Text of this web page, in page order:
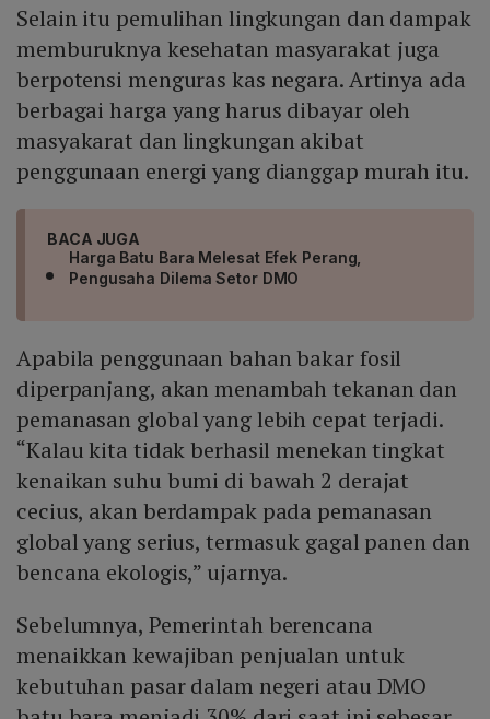
Selain itu pemulihan lingkungan dan dampak
memburuknya kesehatan masyarakat juga
berpotensi menguras kas negara. Artinya ada
berbagai harga yang harus dibayar oleh
masyakarat dan lingkungan akibat
penggunaan energi yang dianggap murah itu.
BACA JUGA
Harga Batu Bara Melesat Efek Perang,
Pengusaha Dilema Setor DMO
Apabila penggunaan bahan bakar fosil
diperpanjang, akan menambah tekanan dan
pemanasan global yang lebih cepat terjadi.
“Kalau kita tidak berhasil menekan tingkat
kenaikan suhu bumi di bawah 2 derajat
cecius, akan berdampak pada pemanasan
global yang serius, termasuk gagal panen dan
bencana ekologis,” ujarnya.
Sebelumnya, Pemerintah berencana
menaikkan kewajiban penjualan untuk
kebutuhan pasar dalam negeri atau DMO